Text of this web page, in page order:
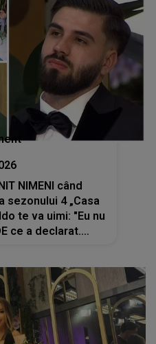
NIMENI când
sezonului 4 „Casa
te va uimi: "Eu nu
ce a declarat.